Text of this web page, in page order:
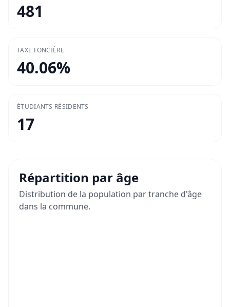
481
TAXE FONCIÈRE
40.06%
ÉTUDIANTS RÉSIDENTS
17
Répartition par âge
Distribution de la population par tranche d'âge
dans la commune.